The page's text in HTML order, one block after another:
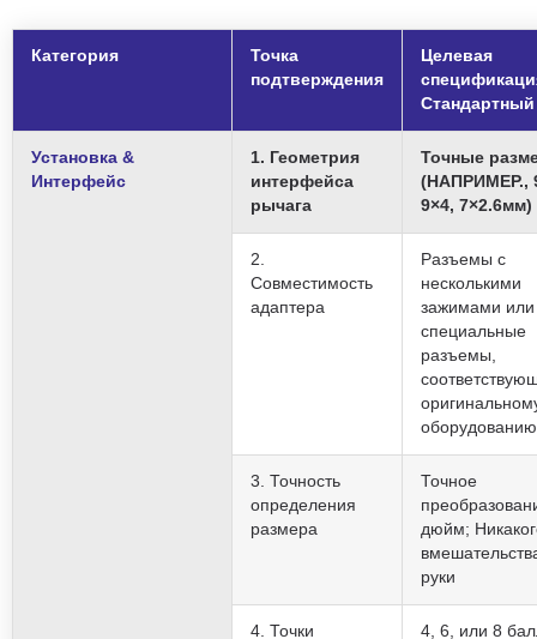
Категория
Точка
подтверждения
Целевая
Стандартный
Установка &
Интерфейс
1. Геометрия
интерфейса
рычага
Точные
(НАПРИМЕР.,
9×4, 7×2.6мм)
2.
Совместимость
адаптера
Разъемы с
несколькими
зажимами или
специальные
разъемы,
оборудованию
3. Точность
определения
размера
Точное
дюйм;
руки
4. Точки 4, 6, или 8